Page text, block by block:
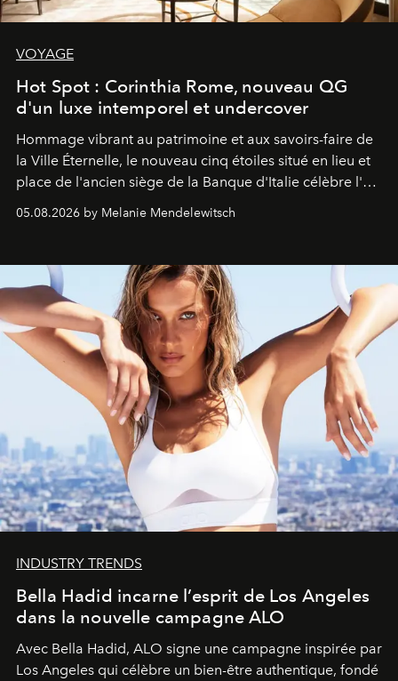
VOYAGE
Hot Spot : Corinthia Rome, nouveau QG
d'un luxe intemporel et undercover
Hommage vibrant au patrimoine et aux savoirs-faire de
la Ville Éternelle, le nouveau cinq étoiles situé en lieu et
place de l'ancien siège de la Banque d'Italie célèbre l'art
05.08.2026 by Melanie Mendelewitsch
INDUSTRY TRENDS
Bella Hadid incarne l’esprit de Los Angeles
dans la nouvelle campagne ALO
Avec Bella Hadid, ALO signe une campagne inspirée par
Los Angeles qui célèbre un bien-être authentique, fondé